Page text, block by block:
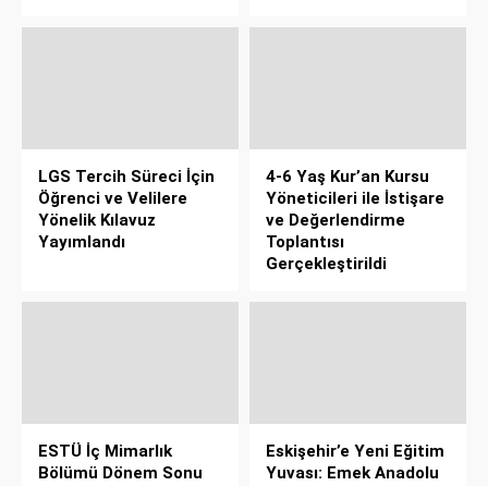
LGS Tercih Süreci İçin
Öğrenci ve Velilere
Yönelik Kılavuz
Yayımlandı
4-6 Yaş Kur’an Kursu
Yöneticileri ile İstişare
ve Değerlendirme
Toplantısı
Gerçekleştirildi
ESTÜ İç Mimarlık
Bölümü Dönem Sonu
Eskişehir’e Yeni Eğitim
Yuvası: Emek Anadolu